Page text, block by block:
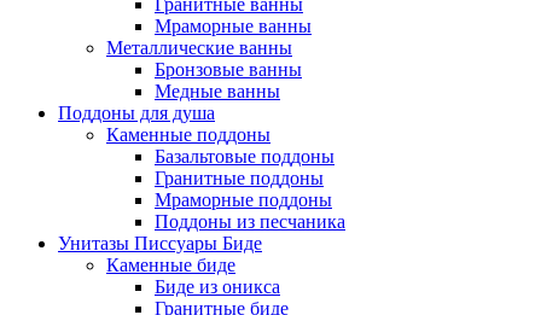
Гранитные ванны
Мраморные ванны
Металлические ванны
Бронзовые ванны
Медные ванны
Поддоны для душа
Каменные поддоны
Базальтовые поддоны
Гранитные поддоны
Мраморные поддоны
Поддоны из песчаника
Унитазы Писсуары Биде
Каменные биде
Биде из оникса
Гранитные биде